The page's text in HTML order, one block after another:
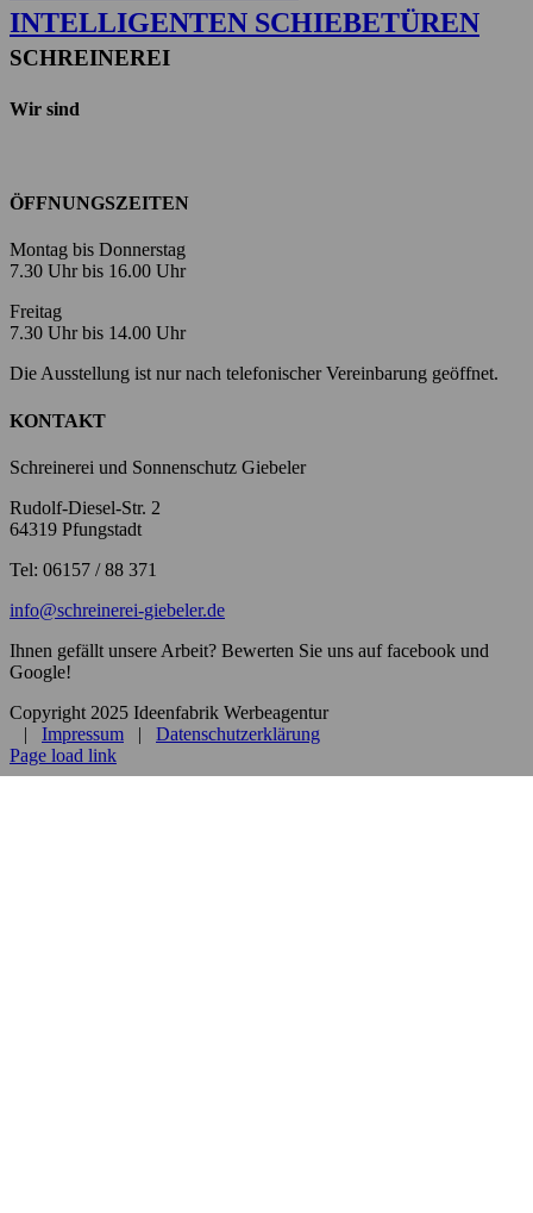
INTELLIGENTEN SCHIEBETÜREN
SCHREINEREI
Wir sind
ÖFFNUNGSZEITEN
Montag bis Donnerstag
7.30 Uhr bis 16.00 Uhr
Freitag
7.30 Uhr bis 14.00 Uhr
Die Ausstellung ist nur nach telefonischer Vereinbarung geöffnet.
KONTAKT
Schreinerei und Sonnenschutz Giebeler
Rudolf-Diesel-Str. 2
64319 Pfungstadt
Tel: 06157 / 88 371
info@schreinerei-giebeler.de
Ihnen gefällt unsere Arbeit? Bewerten Sie uns auf facebook und
Google!
Copyright 2025 Ideenfabrik Werbeagentur
| Impressum | Datenschutzerklärung
Page load link
Nach